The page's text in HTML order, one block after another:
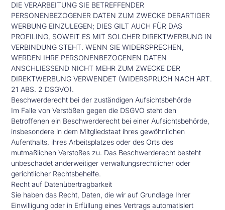
DIE VERARBEITUNG SIE BETREFFENDER
PERSONENBEZOGENER DATEN ZUM ZWECKE DERARTIGER
WERBUNG EINZULEGEN; DIES GILT AUCH FÜR DAS
PROFILING, SOWEIT ES MIT SOLCHER DIREKTWERBUNG IN
VERBINDUNG STEHT. WENN SIE WIDERSPRECHEN,
WERDEN IHRE PERSONENBEZOGENEN DATEN
ANSCHLIESSEND NICHT MEHR ZUM ZWECKE DER
DIREKTWERBUNG VERWENDET (WIDERSPRUCH NACH ART.
21 ABS. 2 DSGVO).
Beschwerde­recht bei der zuständigen Aufsichts­behörde
Im Falle von Verstößen gegen die DSGVO steht den
Betroffenen ein Beschwerderecht bei einer Aufsichtsbehörde,
insbesondere in dem Mitgliedstaat ihres gewöhnlichen
Aufenthalts, ihres Arbeitsplatzes oder des Orts des
mutmaßlichen Verstoßes zu. Das Beschwerderecht besteht
unbeschadet anderweitiger verwaltungsrechtlicher oder
gerichtlicher Rechtsbehelfe.
Recht auf Daten­übertrag­barkeit
Sie haben das Recht, Daten, die wir auf Grundlage Ihrer
Einwilligung oder in Erfüllung eines Vertrags automatisiert